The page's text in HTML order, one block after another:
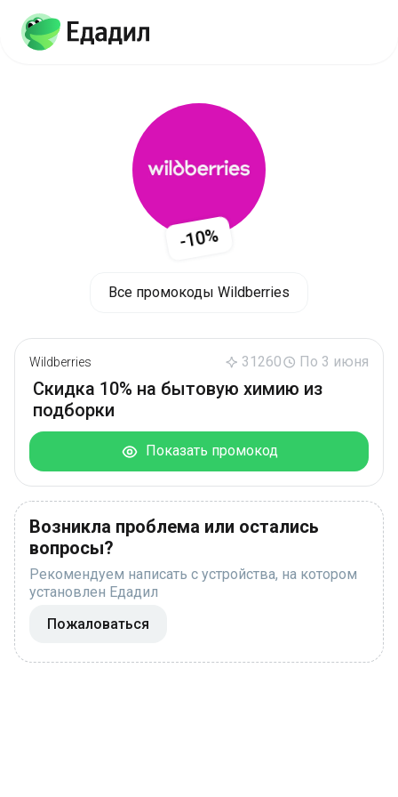
-10%
Все промокоды Wildberries
Wildberries 31260 По 3 июня
Скидка 10% на бытовую химию из
подборки
Показать промокод
Возникла проблема или остались
вопросы?
Рекомендуем написать с устройства, на котором
установлен Едадил
Пожаловаться